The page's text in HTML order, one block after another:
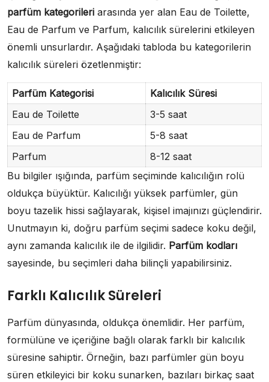
parfüm kategorileri arasında yer alan Eau de Toilette,
Eau de Parfum ve Parfum, kalıcılık sürelerini etkileyen
önemli unsurlardır. Aşağıdaki tabloda bu kategorilerin
kalıcılık süreleri özetlenmiştir:
Parfüm Kategorisi
Kalıcılık Süresi
Eau de Toilette
3-5 saat
Eau de Parfum
5-8 saat
Parfum
8-12 saat
Bu bilgiler ışığında, parfüm seçiminde kalıcılığın rolü
oldukça büyüktür. Kalıcılığı yüksek parfümler, gün
boyu tazelik hissi sağlayarak, kişisel imajınızı güçlendirir.
Unutmayın ki, doğru parfüm seçimi sadece koku değil,
aynı zamanda kalıcılık ile de ilgilidir. Parfüm kodları
sayesinde, bu seçimleri daha bilinçli yapabilirsiniz.
Farklı Kalıcılık Süreleri
Parfüm dünyasında, oldukça önemlidir. Her parfüm,
formülüne ve içeriğine bağlı olarak farklı bir kalıcılık
süresine sahiptir. Örneğin, bazı parfümler gün boyu
süren etkileyici bir koku sunarken, bazıları birkaç saat